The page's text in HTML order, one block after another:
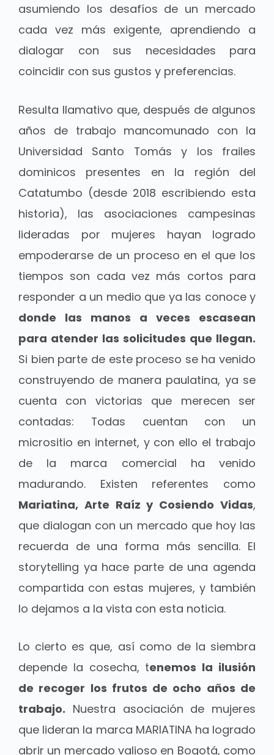
asumiendo los desafíos de un mercado
cada vez más exigente, aprendiendo a
dialogar con sus necesidades para
coincidir con sus gustos y preferencias.
Resulta llamativo que, después de algunos
años de trabajo mancomunado con la
Universidad Santo Tomás y los frailes
dominicos presentes en la región del
Catatumbo (desde 2018 escribiendo esta
historia), las asociaciones campesinas
lideradas por mujeres hayan logrado
empoderarse de un proceso en el que los
tiempos son cada vez más cortos para
responder a un medio que ya las conoce y
donde las manos a veces escasean
para atender las solicitudes que llegan.
Si bien parte de este proceso se ha venido
construyendo de manera paulatina, ya se
cuenta con victorias que merecen ser
contadas: Todas cuentan con un
micrositio en internet, y con ello el trabajo
de la marca comercial ha venido
madurando. Existen referentes como
Mariatina, Arte Raíz y Cosiendo Vidas,
que dialogan con un mercado que hoy las
recuerda de una forma más sencilla. El
storytelling ya hace parte de una agenda
compartida con estas mujeres, y también
lo dejamos a la vista con esta noticia.
Lo cierto es que, así como de la siembra
depende la cosecha, tenemos la ilusión
de recoger los frutos de ocho años de
trabajo. Nuestra asociación de mujeres
que lideran la marca MARIATINA ha logrado
abrir un mercado valioso en Bogotá, como